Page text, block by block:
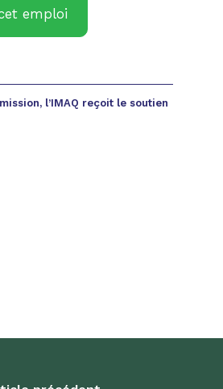
emploi
l’IMAQ reçoit le soutien